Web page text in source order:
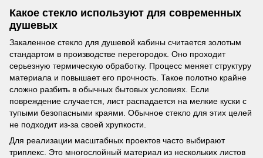
Какое стекло используют для современных
душевых
Закаленное стекло для душевой кабины считается золотым
стандартом в производстве перегородок. Оно проходит
серьезную термическую обработку. Процесс меняет структуру
материала и повышает его прочность. Такое полотно крайне
сложно разбить в обычных бытовых условиях. Если
повреждение случается, лист распадается на мелкие куски с
тупыми безопасными краями. Обычное стекло для этих целей
не подходит из-за своей хрупкости.
Для реализации масштабных проектов часто выбирают
триплекс. Это многослойный материал из нескольких листов